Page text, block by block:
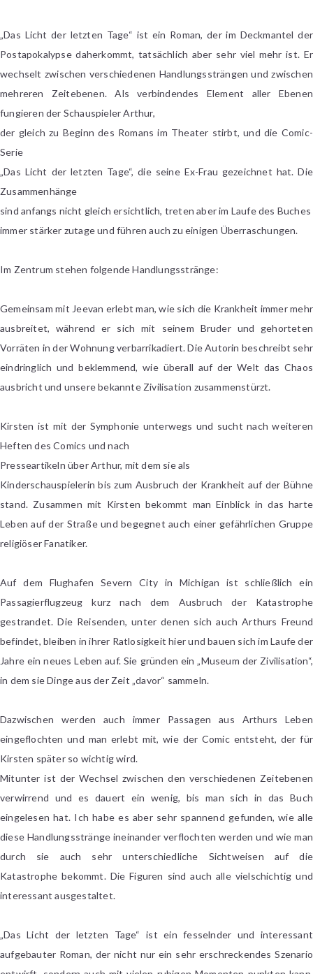
„Das Licht der letzten Tage“ ist ein Roman, der im Deckmantel der
Postapokalypse daherkommt, tatsächlich aber sehr viel mehr ist. Er
wechselt zwischen verschiedenen Handlungssträngen und zwischen
mehreren Zeitebenen. Als verbindendes Element aller Ebenen
fungieren der Schauspieler Arthur,
der gleich zu Beginn des Romans im Theater stirbt, und die Comic-
Serie
„Das Licht der letzten Tage“, die seine Ex-Frau gezeichnet hat. Die
Zusammenhänge
sind anfangs nicht gleich ersichtlich, treten aber im Laufe des Buches
immer stärker zutage und führen auch zu einigen Überraschungen.
Im Zentrum stehen folgende Handlungsstränge:
Gemeinsam mit Jeevan erlebt man, wie sich die Krankheit immer mehr
ausbreitet, während er sich mit seinem Bruder und gehorteten
Vorräten in der Wohnung verbarrikadiert. Die Autorin beschreibt sehr
eindringlich und beklemmend, wie überall auf der Welt das Chaos
ausbricht und unsere bekannte Zivilisation zusammenstürzt.
Kirsten ist mit der Symphonie unterwegs und sucht nach weiteren
Heften des Comics und nach
Presseartikeln über Arthur, mit dem sie als
Kinderschauspielerin bis zum Ausbruch der Krankheit auf der Bühne
stand. Zusammen mit Kirsten bekommt man Einblick in das harte
Leben auf der Straße und begegnet auch einer gefährlichen Gruppe
religiöser Fanatiker.
Auf dem Flughafen Severn City in Michigan ist schließlich ein
Passagierflugzeug kurz nach dem Ausbruch der Katastrophe
gestrandet. Die Reisenden, unter denen sich auch Arthurs Freund
befindet, bleiben in ihrer Ratlosigkeit hier und bauen sich im Laufe der
Jahre ein neues Leben auf. Sie gründen ein „Museum der Zivilisation“,
in dem sie Dinge aus der Zeit „davor“ sammeln.
Dazwischen werden auch immer Passagen aus Arthurs Leben
eingeflochten und man erlebt mit, wie der Comic entsteht, der für
Kirsten später so wichtig wird.
Mitunter ist der Wechsel zwischen den verschiedenen Zeitebenen
verwirrend und es dauert ein wenig, bis man sich in das Buch
eingelesen hat. Ich habe es aber sehr spannend gefunden, wie alle
diese Handlungsstränge ineinander verflochten werden und wie man
durch sie auch sehr unterschiedliche Sichtweisen auf die
Katastrophe bekommt. Die Figuren sind auch alle vielschichtig und
interessant ausgestaltet.
„Das Licht der letzten Tage“ ist ein fesselnder und interessant
aufgebauter Roman, der nicht nur ein sehr erschreckendes Szenario